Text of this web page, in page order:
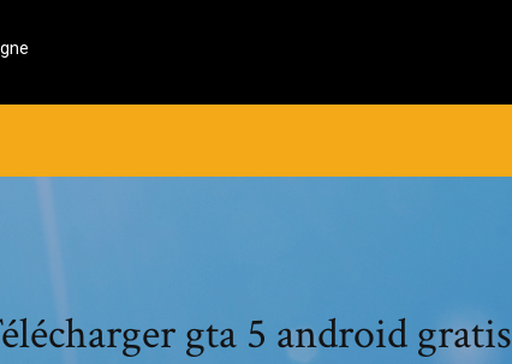
gta 5 android gratis